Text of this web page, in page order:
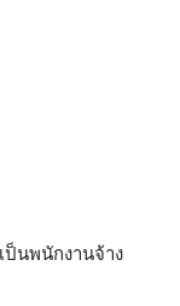
ป็นพนักงานจ้าง